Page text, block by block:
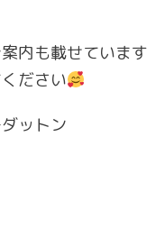
内も載せています
ださい
ットン